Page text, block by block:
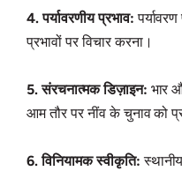
4. पर्यावरणीय प्रभाव:
प्रभावों पर विचार करना।
5. संरचनात्मक डिज़ाइन: भार
आम तौर पर नींव के चुनाव को
6. विनियामक स्वीकृति: